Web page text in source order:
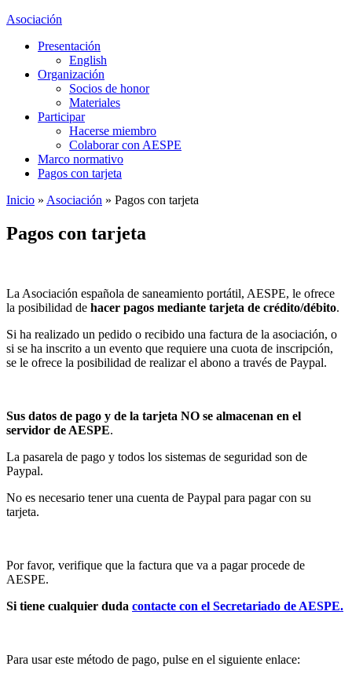
Asociación
Presentación
English
Organización
Socios de honor
Materiales
Participar
Hacerse miembro
Colaborar con AESPE
Marco normativo
Pagos con tarjeta
Inicio » Asociación » Pagos con tarjeta
Pagos con tarjeta
La Asociación española de saneamiento portátil, AESPE, le ofrece
la posibilidad de hacer pagos mediante tarjeta de crédito/débito.
Si ha realizado un pedido o recibido una factura de la asociación, o
si se ha inscrito a un evento que requiere una cuota de inscripción,
se le ofrece la posibilidad de realizar el abono a través de Paypal.
Sus datos de pago y de la tarjeta NO se almacenan en el
servidor de AESPE.
La pasarela de pago y todos los sistemas de seguridad son de
Paypal.
No es necesario tener una cuenta de Paypal para pagar con su
tarjeta.
Por favor, verifique que la factura que va a pagar procede de
AESPE.
Si tiene cualquier duda contacte con el Secretariado de AESPE.
Para usar este método de pago, pulse en el siguiente enlace: